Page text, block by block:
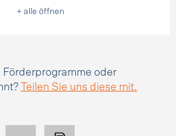
+ alle öffnen
Förderprogramme oder
Teilen Sie uns diese mit.